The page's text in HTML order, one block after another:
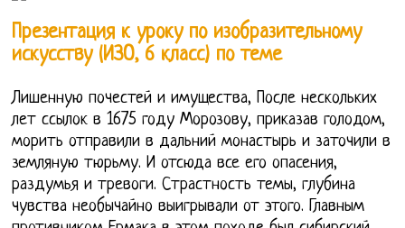
Презентация к уроку по изобразительному
искусству (ИЗО, 6 класс) по теме
Лишенную почестей и имущества, После нескольких
лет ссылок в 1675 году Морозову, приказав голодом,
морить отправили в дальний монастырь и заточили в
земляную тюрьму. И отсюда все его опасения,
раздумья и тревоги. Страстность темы, глубина
чувства необычайно выигрывали от этого. Главным